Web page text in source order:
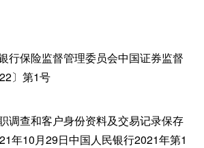
行保险监督管理委员会中国证券监督
〕第1号
调查和客户身份资料及交易记录保存
年10月29日中国人民银行2021年第1